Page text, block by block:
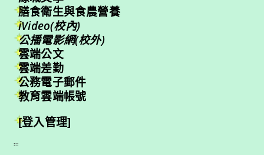
膳食衛生與食農營養
iVideo(校內)
公播電影網(校外)
雲端公文
雲端差勤
公務電子郵件
教育雲端帳號
[登入管理]
:::